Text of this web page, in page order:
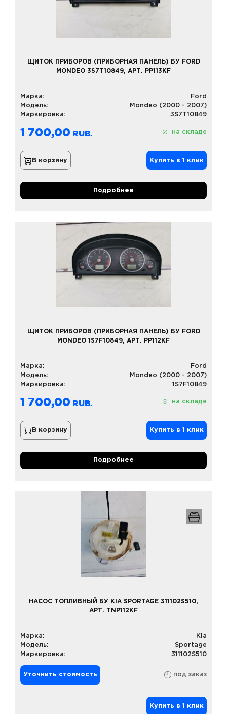
ЩИТОК ПРИБОРОВ (ПРИБОРНАЯ ПАНЕЛЬ) БУ FORD
MONDEO 3S7T10849, АРТ. PP113KF
Марка:
Ford
Модель:
Mondeo (2000 - 2007)
Маркировка:
3S7T10849
1 700,00 на складе
В корзину Купить в 1 клик
Подробнее
ЩИТОК ПРИБОРОВ (ПРИБОРНАЯ ПАНЕЛЬ) БУ FORD
MONDEO 1S7F10849, АРТ. PP112KF
Марка:
Ford
Модель:
Mondeo (2000 - 2007)
Маркировка:
1S7F10849
1 700,00 на складе
В корзину Купить в 1 клик
Подробнее
НАСОС ТОПЛИВНЫЙ БУ KIA SPORTAGE 311102S510,
АРТ. TNP112KF
Марка:
Kia
Модель:
Sportage
Маркировка:
311102S510
Уточнить стоимость под заказ
Купить в 1 клик